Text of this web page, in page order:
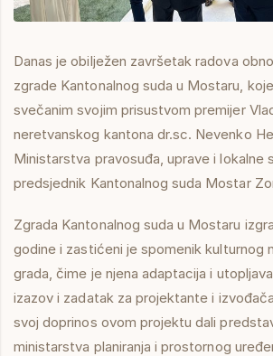
Danas je obilježen završetak radova
zgrade Kantonalnog suda u Mostaru,
svečanim svojim prisustvom premijer
neretvanskog kantona dr.sc. Nevenko
Ministarstva pravosuđa, uprave i lokalne
predsjednik Kantonalnog suda Mostar
Zgrada Kantonalnog suda u Mostaru
godine i zastićeni je spomenik kulturnog
grada, čime je njena adaptacija i
izazov i zadatak za projektante i
svoj doprinos ovom projektu dali
ministarstva planiranja i prostornog